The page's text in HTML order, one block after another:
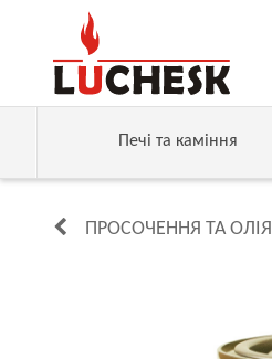
Печі та каміння
ПРОСОЧЕННЯ ТА ОЛІЯ